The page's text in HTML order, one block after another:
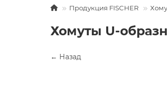
Продукция FISCHER
Хомуты U-
← Назад